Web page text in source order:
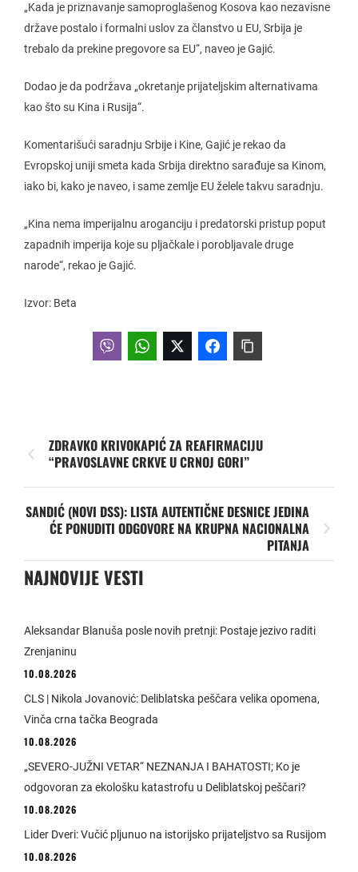
„Kada je priznavanje samoproglašenog Kosova kao nezavisne
države postalo i formalni uslov za članstvo u EU, Srbija je
trebalo da prekine pregovore sa EU“, naveo je Gajić.
Dodao je da podržava „okretanje prijateljskim alternativama
kao što su Kina i Rusija“.
Komentarišući saradnju Srbije i Kine, Gajić je rekao da
Evropskoj uniji smeta kada Srbija direktno sarađuje sa Kinom,
iako bi, kako je naveo, i same zemlje EU želele takvu saradnju.
„Kina nema imperijalnu aroganciju i predatorski pristup poput
zapadnih imperija koje su pljačkale i porobljavale druge
narode“, rekao je Gajić.
Izvor: Beta
ZDRAVKO KRIVOKAPIĆ ZA REAFIRMACIJU
“PRAVOSLAVNE CRKVE U CRNOJ GORI”
SANDIĆ (NOVI DSS): LISTA AUTENTIČNE DESNICE JEDINA
ĆE PONUDITI ODGOVORE NA KRUPNA NACIONALNA
PITANJA
NAJNOVIJE VESTI
Aleksandar Blanuša posle novih pretnji: Postaje jezivo raditi
Zrenjaninu
10.08.2026
CLS | Nikola Jovanović: Deliblatska peščara velika opomena,
Vinča crna tačka Beograda
10.08.2026
„SEVERO-JUŽNI VETAR“ NEZNANJA I BAHATOSTI; Ko je
odgovoran za ekološku katastrofu u Deliblatskoj peščari?
10.08.2026
Lider Dveri: Vučić pljunuo na istorijsko prijateljstvo sa Rusijom
10.08.2026